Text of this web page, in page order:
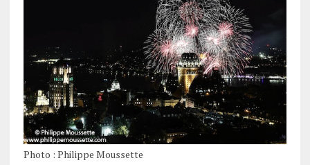
Photo : Philippe Moussette